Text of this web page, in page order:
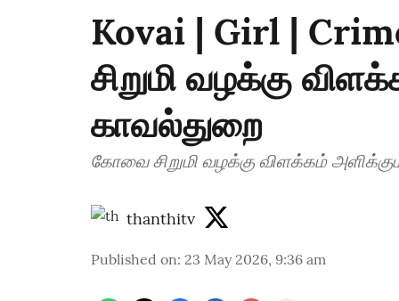
Kovai | Girl |
சிறுமி வழக்கு
காவல்துறை
கோவை சிறுமி வழக்கு
thanthitv
Published on: 23 May 2026, 9:36 am